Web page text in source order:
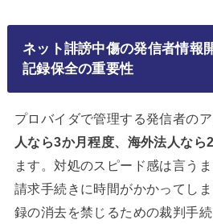
ネット誹謗中傷の発信者情報
記録保全の重要性
プロバイダで管理する発信者のア
人なら3か月程度、海外法人なら
ます。対処のスピード感は言う
請求手続きに時間がかかってし
録の消去を禁じるための裁判手